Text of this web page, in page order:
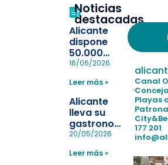
Noticias
destacadas
Alicante
dispone
50.000
pulseras
la
pérdida de niños
en las
playas y
realiza con
éxito un
simulacro de
16/06/2026
Leer más »
Alicante
lleva su
gastronomía
a Madrid
reforzar el
20/05/2026
Leer más »
Canal
Playas
177 201